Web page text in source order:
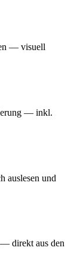
— visuell
— inkl.
auslesen und
direkt aus den